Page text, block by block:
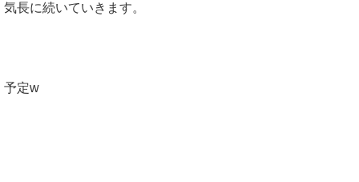
気長に続いていきます。
予定w